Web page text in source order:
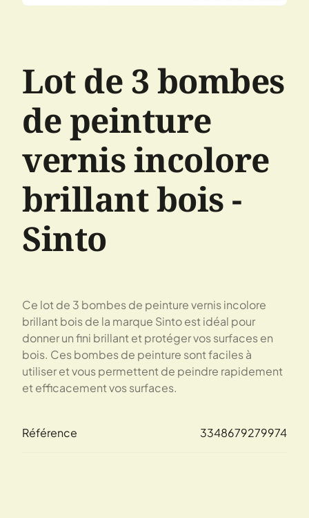
Lot de 3 bombes
de peinture
vernis incolore
brillant bois -
Sinto
Ce lot de 3 bombes de peinture vernis incolore
brillant bois de la marque Sinto est idéal pour
donner un fini brillant et protéger vos surfaces en
bois. Ces bombes de peinture sont faciles à
utiliser et vous permettent de peindre rapidement
et efficacement vos surfaces.
Référence 3348679279974